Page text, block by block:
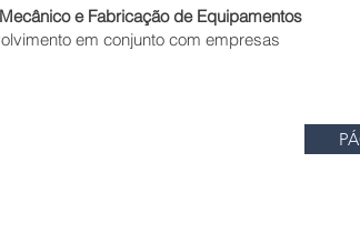
e Fabricação de Equipamentos
em conjunto com empresas